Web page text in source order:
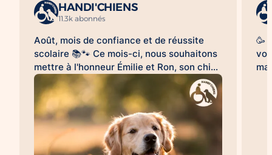
HANDI'CHIENS
11.3k abonnés
Août, mois de confiance et de réussite
scolaire 📚🐾 Ce mois-ci, nous souhaitons
mettre à l'honneur Émilie et Ron, son chien
d'assistance à la réussite scolaire
HANDI'CHIENS 💛 Au quotidien, Ron
accompagne Émilie dans son collège et
l'aide à évoluer dans un environnement
scolaire avec davantage de sérénité, de
confiance et d'apaisement. Sa présence
🥳